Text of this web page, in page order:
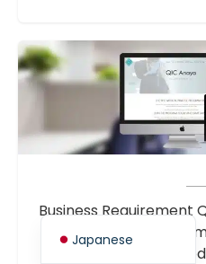
Business Requirement
vision to develop a
showcase various
Japanese
English
Italian
French
Dutch